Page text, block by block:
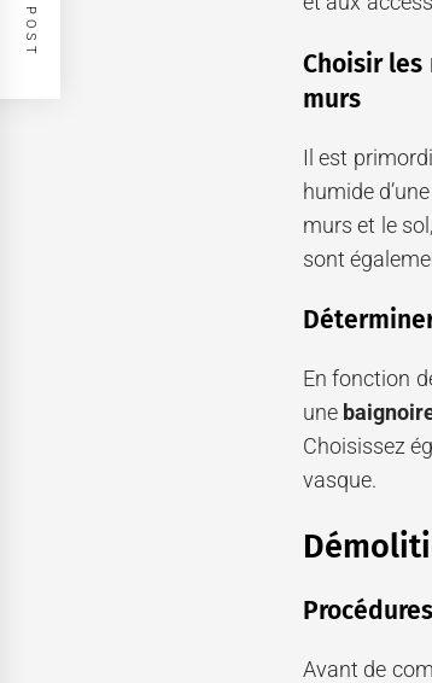
Choisir
murs
Il est
humide
murs et le
sont
En fonction
une
Choisissez
vasque.
Avant de